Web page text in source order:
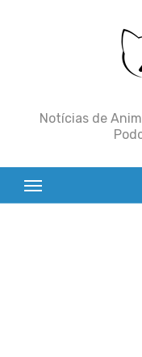
Notícias de